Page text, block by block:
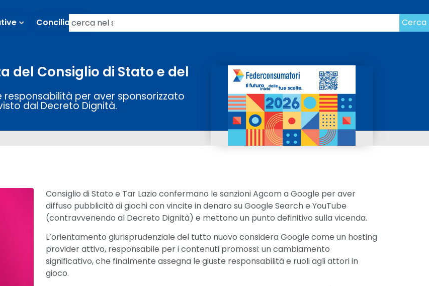
Conciliazioni Cerca
del Consiglio di Stato e del
per aver sponsorizzato
dal Decreto Dignità.
Consiglio di Stato e Tar Lazio confermano le sanzioni Agcom a Google per aver
diffuso pubblicità di giochi con vincite in denaro su Google Search e YouTube
(contravvenendo al Decreto Dignità) e mettono un punto definitivo sulla vicenda.
L’orientamento giurisprudenziale del tutto nuovo considera Google come un hosting
provider attivo, responsabile per i contenuti promossi: un cambiamento
significativo, che finalmente assegna le giuste responsabilità e ruoli agli attori in
gioco.